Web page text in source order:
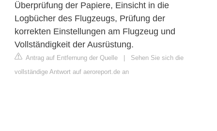
Überprüfung der Papiere, Einsicht in die
Logbücher des Flugzeugs, Prüfung der
korrekten Einstellungen am Flugzeug und
Vollständigkeit der Ausrüstung.
Antrag auf Entfernung der Quelle
Sehen Sie sich die
vollständige Antwort auf aeroreport.de an